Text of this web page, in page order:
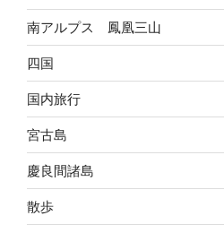
南アルプス 鳳凰三山
四国
国内旅行
宮古島
慶良間諸島
散歩